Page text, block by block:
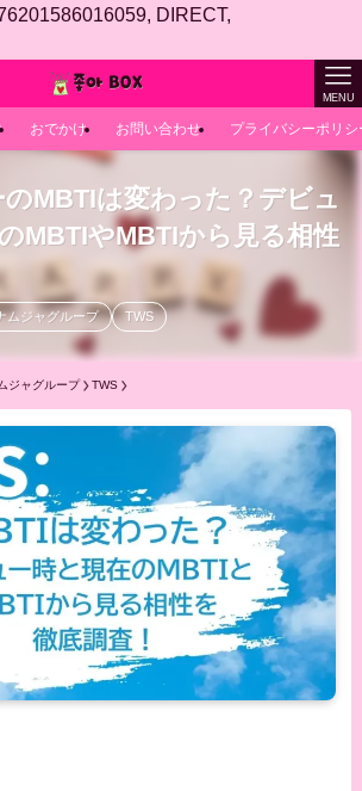
DIRECT,
MENU
おでかけ お問い合わせ プライバシーポリシ
MBTIは変わった？デビュ
MBTIやMBTIから見る相性
ムジャグループ TWS
ジャグループ TWS